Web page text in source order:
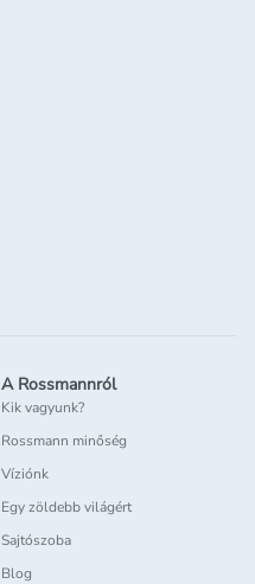
A Rossmannról
Kik vagyunk?
Rossmann minőség
Víziónk
Egy zöldebb világért
Sajtószoba
Blog